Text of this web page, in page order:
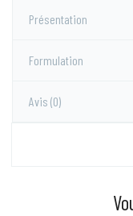
Présentation
Formulation
Avis (0)